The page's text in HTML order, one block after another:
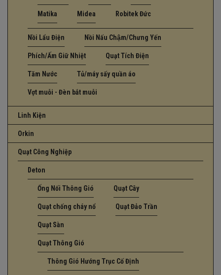
Matika Midea Robitek Đức
Nồi Lẩu Điện Nồi Nấu Chậm/Chưng Yến
Phích/Ấm Giữ Nhiệt Quạt Tích Điện
Tăm Nước Tủ/máy sấy quần áo
Vợt muỗi - Đèn bắt muỗi
Linh Kiện
Orkin
Quạt Công Nghiệp
Deton
Ống Nối Thông Gió Quạt Cây
Quạt chống cháy nổ Quạt Đảo Trần
Quạt Sàn
Quạt Thông Gió
Thông Gió Hướng Trục Cố Định